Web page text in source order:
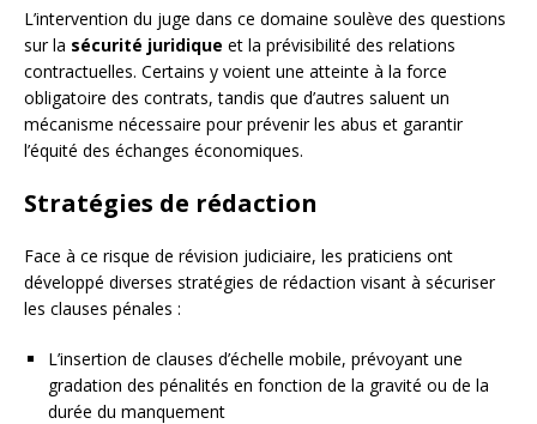
L’intervention du juge dans ce domaine soulève des questions
sur la sécurité juridique et la prévisibilité des relations
contractuelles. Certains y voient une atteinte à la force
obligatoire des contrats, tandis que d’autres saluent un
mécanisme nécessaire pour prévenir les abus et garantir
l’équité des échanges économiques.
Stratégies de rédaction
Face à ce risque de révision judiciaire, les praticiens ont
développé diverses stratégies de rédaction visant à sécuriser
les clauses pénales :
L’insertion de clauses d’échelle mobile, prévoyant une
gradation des pénalités en fonction de la gravité ou de la
durée du manquement